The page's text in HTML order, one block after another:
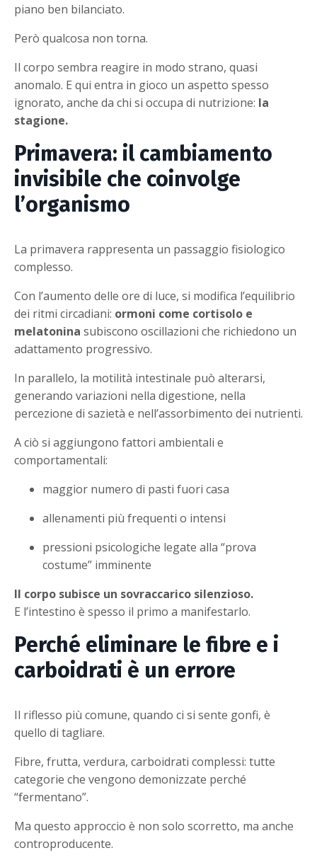
piano ben bilanciato.
Però qualcosa non torna.
Il corpo sembra reagire in modo strano, quasi
anomalo. E qui entra in gioco un aspetto spesso
ignorato, anche da chi si occupa di nutrizione: la
stagione.
Primavera: il cambiamento
invisibile che coinvolge
l’organismo
La primavera rappresenta un passaggio fisiologico
complesso.
Con l’aumento delle ore di luce, si modifica l’equilibrio
dei ritmi circadiani: ormoni come cortisolo e
melatonina subiscono oscillazioni che richiedono un
adattamento progressivo.
In parallelo, la motilità intestinale può alterarsi,
generando variazioni nella digestione, nella
percezione di sazietà e nell’assorbimento dei nutrienti.
A ciò si aggiungono fattori ambientali e
comportamentali:
maggior numero di pasti fuori casa
allenamenti più frequenti o intensi
pressioni psicologiche legate alla “prova
costume” imminente
Il corpo subisce un sovraccarico silenzioso.
E l’intestino è spesso il primo a manifestarlo.
Perché eliminare le fibre e i
carboidrati è un errore
Il riflesso più comune, quando ci si sente gonfi, è
quello di tagliare.
Fibre, frutta, verdura, carboidrati complessi: tutte
categorie che vengono demonizzate perché
“fermentano”.
Ma questo approccio è non solo scorretto, ma anche
controproducente.